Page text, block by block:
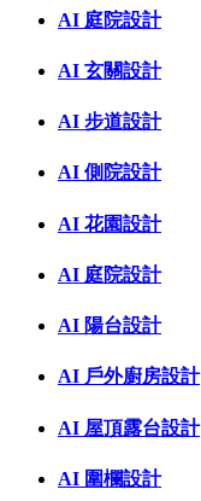
AI 庭院設計
AI 玄關設計
AI 步道設計
AI 側院設計
AI 花園設計
AI 庭院設計
AI 陽台設計
AI 戶外廚房設計
AI 屋頂露台設計
AI 圍欄設計